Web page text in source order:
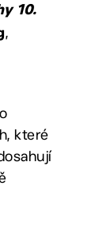
10.
,
které